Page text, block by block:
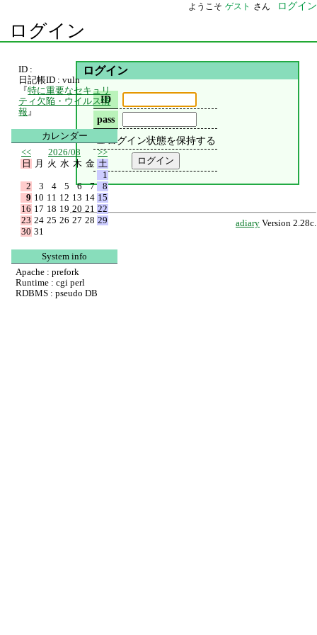
ようこそ ゲスト さん ログイン
ログイン
ログイン
ID
pass
ログイン状態を保持する
adiary Version 2.28c.
ID :
日記帳ID : vuln
『特に重要なセキュリ
ティ欠陥・ウイルス情
報 』
カレンダー
<<
2026/08
>>
日
月 火 水 木 金 土
1
2
3 4 5 6 7
8
9 10 11 12 13 14 15
16 17 18 19 20 21 22
23 24 25 26 27 28 29
30 31
System info
Apache : prefork
Runtime : cgi perl
RDBMS : pseudo DB